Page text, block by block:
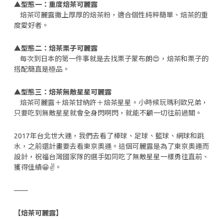
▲型態一：重度焙茶可麗露
焙茶可麗露撒上厚厚的焙茶粉，適合個性純粹簡單、焙茶的重
度愛好者。
▲型態二：焙茶栗子可麗露
每次到日本的第一件事就是去找栗子蒙布朗😍，焙茶和栗子的
搭配簡直是極品。
▲型態三：焙茶無敵星星可麗露
焙茶可麗露＋焙茶甘納許＋焙茶星星。小時候玩瑪利歐兄弟，
只要吃到無敵星星就會全身閃啊閃，就能不顧一切往前過關。
2017年台北世大運，我們去看了棒球、足球、籃球、網球和跳
水，之前還計畫要去看東京奧運。這個可麗露是為了東京奧運而
設計，祝福台灣國家隊的選手如同吃了無敵星星一樣勇往直前、
獲得佳績😁✌️。
——
【焙茶可麗露】